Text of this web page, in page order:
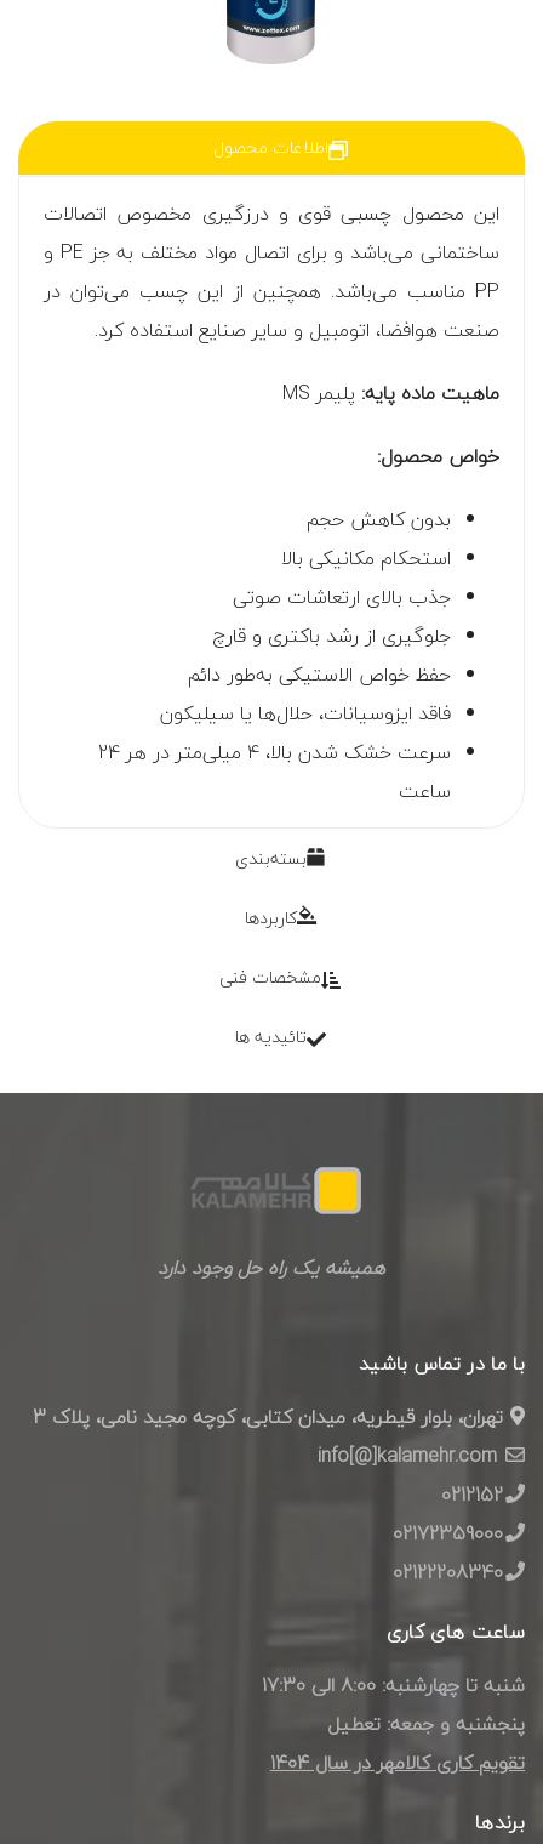
اطلاعات محصول
این محصول چسبی قوی و درزگیری مخصوص اتصالات
ساختمانی می‌باشد و برای اتصال مواد مختلف به جز PE و
PP مناسب می‌باشد. همچنین از این چسب می‌توان در
صنعت هوافضا، اتومبیل و سایر صنایع استفاده کرد.
ماهیت ماده پایه: پلیمر MS
خواص محصول:
بدون کاهش حجم
استحکام مکانیکی بالا
جذب بالای ارتعاشات صوتی
جلوگیری از رشد باکتری و قارچ
حفظ خواص الاستیکی به‌طور دائم
فاقد ایزوسیانات، حلال‌ها یا سیلیکون
سرعت خشک شدن بالا، 4 میلی‌متر در هر 24
ساعت
بسته‌بندی
کاربردها
مشخصات فنی
تائیدیه ها
همیشه یک راه حل وجود دارد
با ما در تماس باشید
تهران، بلوار قیطریه، میدان کتابی، کوچه مجید نامی، پلاک 3
0212152
02172359000
02122208340
ساعت های کاری
شنبه تا چهارشنبه: 8:00 الی 17:30
پنجشنبه و جمعه: تعطیل
تقویم کاری کالامهر در سال ۱۴۰4
برندها